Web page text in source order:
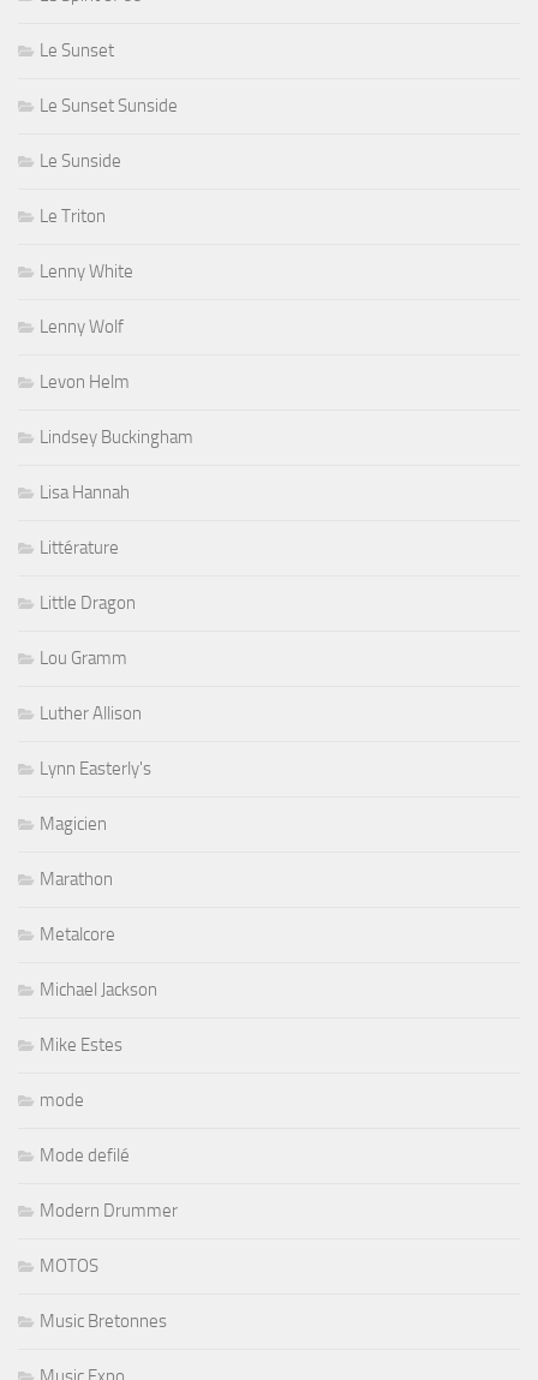
Le Sunset
Le Sunset Sunside
Le Sunside
Le Triton
Lenny White
Lenny Wolf
Levon Helm
Lindsey Buckingham
Lisa Hannah
Littérature
Little Dragon
Lou Gramm
Luther Allison
Lynn Easterly's
Magicien
Marathon
Metalcore
Michael Jackson
Mike Estes
mode
Mode defilé
Modern Drummer
MOTOS
Music Bretonnes